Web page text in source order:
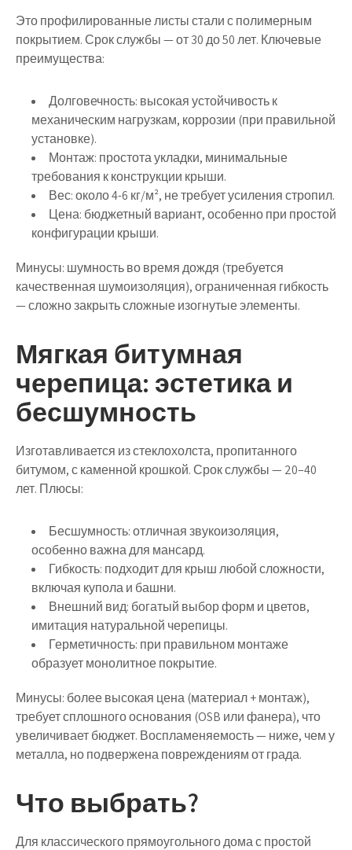
Это профилированные листы стали с полимерным
покрытием. Срок службы — от 30 до 50 лет. Ключевые
преимущества:
Долговечность: высокая устойчивость к
механическим нагрузкам, коррозии (при правильной
установке).
Монтаж: простота укладки, минимальные
требования к конструкции крыши.
Вес: около 4-6 кг/м², не требует усиления стропил.
Цена: бюджетный вариант, особенно при простой
конфигурации крыши.
Минусы: шумность во время дождя (требуется
качественная шумоизоляция), ограниченная гибкость
— сложно закрыть сложные изогнутые элементы.
Мягкая битумная
черепица: эстетика и
бесшумность
Изготавливается из стеклохолста, пропитанного
битумом, с каменной крошкой. Срок службы — 20–40
лет. Плюсы:
Бесшумность: отличная звукоизоляция,
особенно важна для мансард.
Гибкость: подходит для крыш любой сложности,
включая купола и башни.
Внешний вид: богатый выбор форм и цветов,
имитация натуральной черепицы.
Герметичность: при правильном монтаже
образует монолитное покрытие.
Минусы: более высокая цена (материал + монтаж),
требует сплошного основания (OSB или фанера), что
увеличивает бюджет. Воспламеняемость — ниже, чем у
металла, но подвержена повреждениям от града.
Что выбрать?
Для классического прямоугольного дома с простой